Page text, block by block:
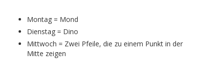
Montag = Mond
Dienstag = Dino
Mittwoch = Zwei Pfeile, die zu einem Punkt in der
Mitte zeigen